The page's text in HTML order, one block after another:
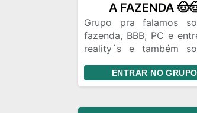
A FAZENDA
Grupo pra falamos
fazenda, BBB, PC e
reality´s e também
participarENTRAR NO GRUPO